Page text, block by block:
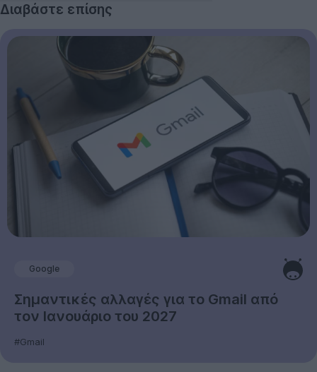
Διαβάστε επίσης
Google
Σημαντικές αλλαγές για το Gmail από
τον Ιανουάριο του 2027
#Gmail